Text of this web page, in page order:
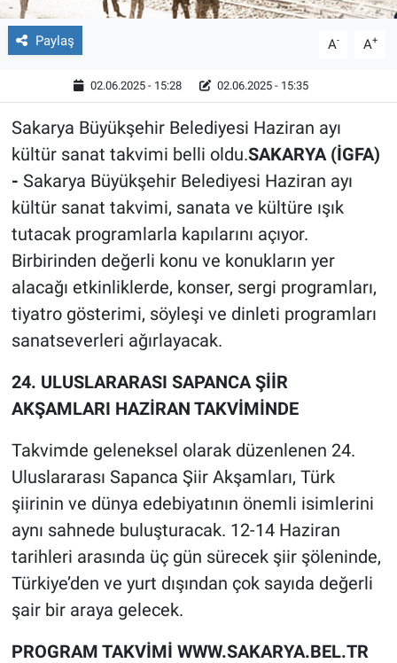
Paylaş A- A+
02.06.2025 - 15:28 02.06.2025 - 15:35
Sakarya Büyükşehir Belediyesi Haziran ayı
kültür sanat takvimi belli oldu.SAKARYA (İGFA)
- Sakarya Büyükşehir Belediyesi Haziran ayı
kültür sanat takvimi, sanata ve kültüre ışık
tutacak programlarla kapılarını açıyor.
Birbirinden değerli konu ve konukların yer
alacağı etkinliklerde, konser, sergi programları,
tiyatro gösterimi, söyleşi ve dinleti programları
sanatseverleri ağırlayacak.
24. ULUSLARARASI SAPANCA ŞİİR
AKŞAMLARI HAZİRAN TAKVİMİNDE
Takvimde geleneksel olarak düzenlenen 24.
Uluslararası Sapanca Şiir Akşamları, Türk
şiirinin ve dünya edebiyatının önemli isimlerini
aynı sahnede buluşturacak. 12-14 Haziran
tarihleri arasında üç gün sürecek şiir şöleninde,
Türkiye’den ve yurt dışından çok sayıda değerli
şair bir araya gelecek.
PROGRAM TAKVİMİ WWW.SAKARYA.BEL.TR